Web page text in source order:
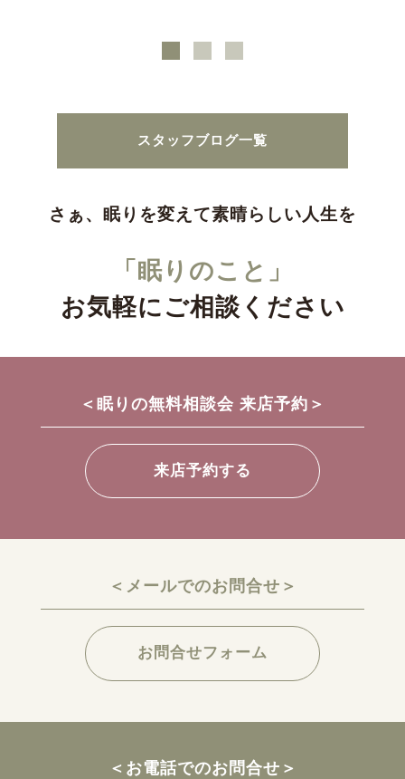
スタッフブログ一覧
さぁ、眠りを変えて素晴らしい人生を
「眠りのこと」
お気軽にご相談ください
＜眠りの無料相談会 来店予約＞
来店予約する
＜メールでのお問合せ＞
お問合せフォーム
＜お電話でのお問合せ＞